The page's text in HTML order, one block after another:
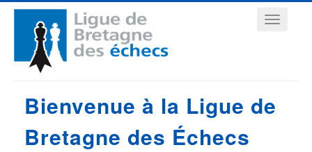
Aller
contenu
principal
Navigation
principale
Bienvenue à la Ligue de
Bretagne des Échecs